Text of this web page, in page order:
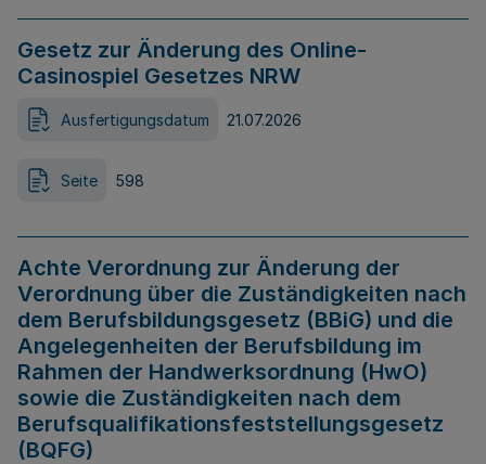
Gesetz zur Änderung des Online-
Casinospiel Gesetzes NRW
Ausfertigungsdatum 21.07.2026
Seite 598
Achte Verordnung zur Änderung der
Verordnung über die Zuständigkeiten nach
dem Berufsbildungsgesetz (BBiG) und die
Angelegenheiten der Berufsbildung im
Rahmen der Handwerksordnung (HwO)
sowie die Zuständigkeiten nach dem
Berufsqualifikationsfeststellungsgesetz
(BQFG)